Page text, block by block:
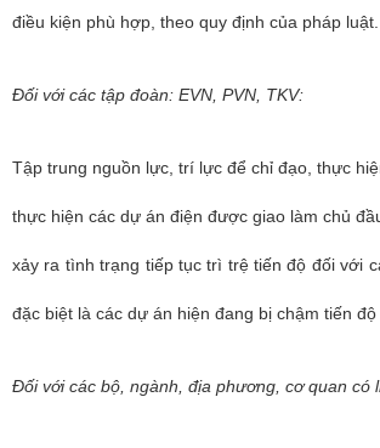
điều kiện phù hợp, theo quy định của pháp luật.
Đối với các tập đoàn: EVN, PVN, TKV:
Tập trung nguồn lực, trí lực để chỉ đạo, thực
thực hiện các dự án điện được giao làm chủ
xảy ra tình trạng tiếp tục trì trệ tiến độ đối với
đặc biệt là các dự án hiện đang bị chậm tiến độ
Đối với các bộ, ngành, địa phương, cơ quan có